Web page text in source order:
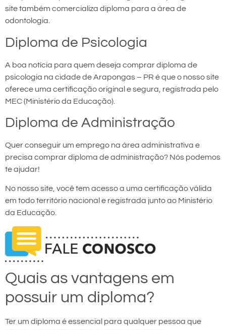
site também comercializa diploma para a área de
odontologia.
Diploma de Psicologia
A boa notícia para quem deseja comprar diploma de
psicologia na cidade de Arapongas – PR é que o nosso site
oferece uma certificação original e segura, registrada pelo
MEC (Ministério da Educação).
Diploma de Administração
Quer conseguir um emprego na área administrativa e
precisa comprar diploma de administração? Nós podemos
te ajudar!
No nosso site, você tem acesso a uma certificação válida
em todo território nacional e registrada junto ao Ministério
da Educação.
Quais as vantagens em
possuir um diploma?
Ter um diploma é essencial para qualquer pessoa que